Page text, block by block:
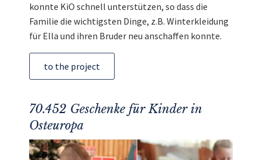
konnte KiO schnell unterstützen, so dass die
Familie die wichtigsten Dinge, z.B. Winterkleidung
für Ella und ihren Bruder neu anschaffen konnte.
to the project
70.452 Geschenke für Kinder in
Osteuropa